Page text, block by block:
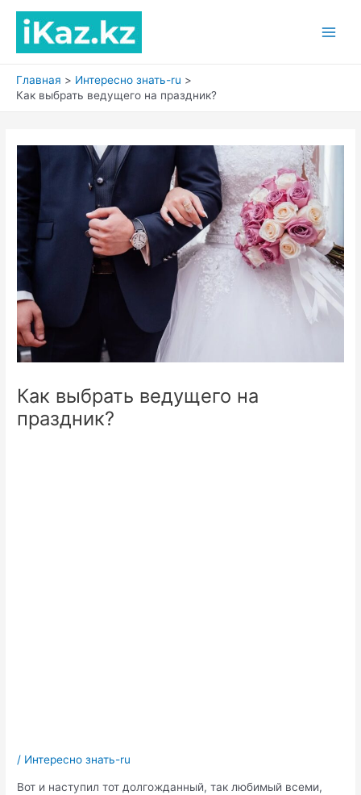
содержимому
Главная
Интересно знать-ru
Как выбрать ведущего на праздник?
Как выбрать ведущего на
праздник?
/ Интересно знать-ru
Вот и наступил тот долгожданный, так любимый всеми,